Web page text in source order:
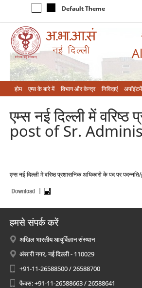
Default Theme
होम एम्‍स के बारे में विभाग और केन्‍द्र निविदाएं
एम्स नई दिल्ली में
post of Sr.
एम्स नई दिल्ली में वरिष्ठ प्रशासनिक अधिकारी के पद पर
हमसे संपर्क करें
अखिल भारतीय आयुर्विज्ञान संस्थान
अंसारी नगर, नई दिल्ली - 110029
+91-11-26588500 / 26588700
फैक्स: +91-11-26588663 / 26588641